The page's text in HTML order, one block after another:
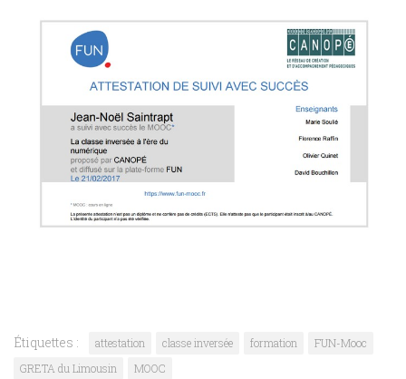
Étiquettes : attestation classe inversée formation
FUN-Mooc
GRETA du Limousin
MOOC